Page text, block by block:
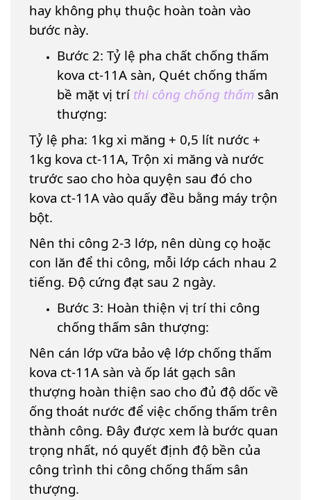
hay không phụ thuộc hoàn toàn vào
bước này.
Bước 2: Tỷ lệ pha chất chống thấm
kova ct-11A sàn, Quét chống thấm
bề mặt vị trí thi công chống thấm sân
thượng:
Tỷ lệ pha: 1kg xi măng + 0,5 lít nước +
1kg kova ct-11A, Trộn xi măng và nước
trước sao cho hòa quyện sau đó cho
kova ct-11A vào quấy đều bằng máy trộn
bột.
Nên thi công 2-3 lớp, nên dùng cọ hoặc
con lăn để thi công, mỗi lớp cách nhau 2
tiếng. Độ cứng đạt sau 2 ngày.
Bước 3: Hoàn thiện vị trí thi công
chống thấm sân thượng:
Nên cán lớp vữa bảo vệ lớp chống thấm
kova ct-11A sàn và ốp lát gạch sân
thượng hoàn thiện sao cho đủ độ dốc về
ống thoát nước để việc chống thấm trên
thành công. Đây được xem là bước quan
trọng nhất, nó quyết định độ bền của
công trình thi công chống thấm sân
thượng.